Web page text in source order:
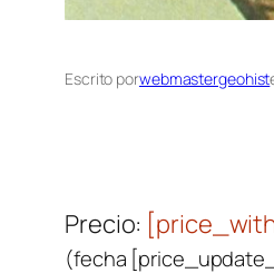
Escrito porwebmastergeohist
Precio:
(fecha